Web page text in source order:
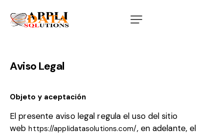
Aviso Legal
Objeto y aceptación
El presente aviso legal regula el uso del sitio
webhttps://applidatasolutions.com/, en adelante, el